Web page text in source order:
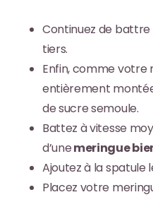
Continuez de battre
tiers.
Enfin, comme votre
entièrement
de sucre semoule.
Battez à vitesse
d’unemeringue
Ajoutez à la spatule
Placez votre